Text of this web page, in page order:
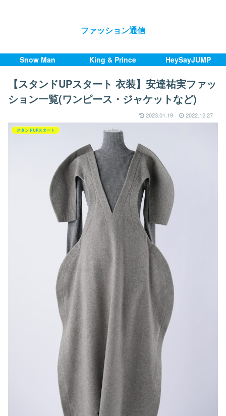
ファッション通信
Snow Man King & Prince HeySayJUMP
【スタンドUPスタート 衣装】安達祐実ファッ
ション一覧(ワンピース・ジャケットなど)
2023.01.19 2022.12.27
スタンドUPスタート